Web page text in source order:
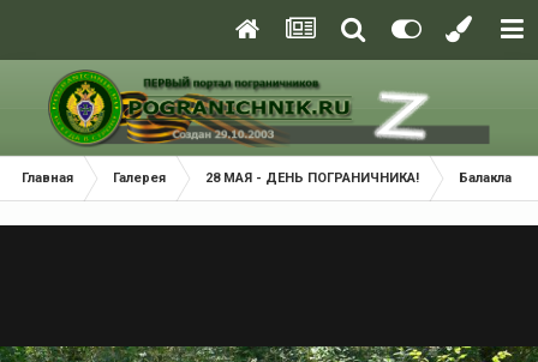
Главная Галерея 28 МАЯ - ДЕНЬ ПОГРАНИЧНИКА! Балаклава